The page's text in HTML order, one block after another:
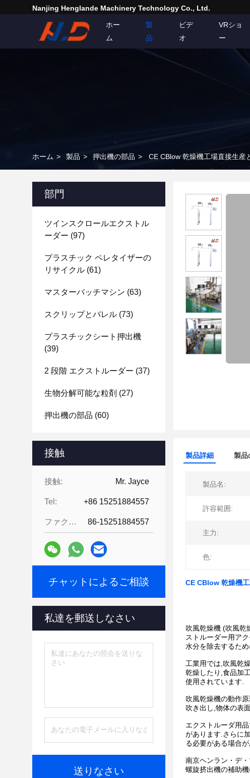
Nanjing Henglande Machinery Technology Co., Ltd.
ホー
ム
製
品
ビデ
オ
VRショ
ー
ホーム > 製品 > 押出機の部品 > CE CBlow 乾燥機工場直接生産
部門
ツインスクロールエクストル
ーダー (97)
プラスチック ペレタイザーの
リサイクル (61)
マスターバッチマシン (63)
スクリップとバレル (73)
プラスチックシート押出機
(39)
2 段階 エクストルーダー (37)
生物分解可能な粒剤 (27)
押出機の部品 (60)
接触
接触: Mr. Jayce
Tel: +86 15251884557
ファクシミリ: 86-15251884557
チャットによるご相談
私達を郵送しなさい
送りなさい
製品詳細 製品
製品名:
許容範囲:
主力:
色:
CE CBlow 乾燥機
吹風乾燥機 (吹風乾
ストルーダー用ア
水分を除去するため
工業用では,吹風乾
乾燥したり,食品加
使用されています.
吹風乾燥機の動作
吹き出し,物体の表
エクストルーダ用
があります.さらに
る必要がある場合が
南京ヘンラン・デ
螺旋挤出機の補助